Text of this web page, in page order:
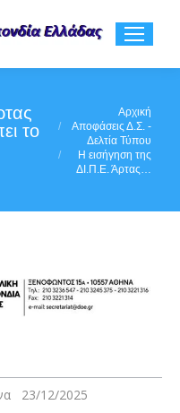
το
Αρχική
Αποφάσεις Δ.Σ. -
Δελτία Τύπου
Η εισήγηση της
ΔΙ.Π.Ε. Άρτας…
23/12/2025